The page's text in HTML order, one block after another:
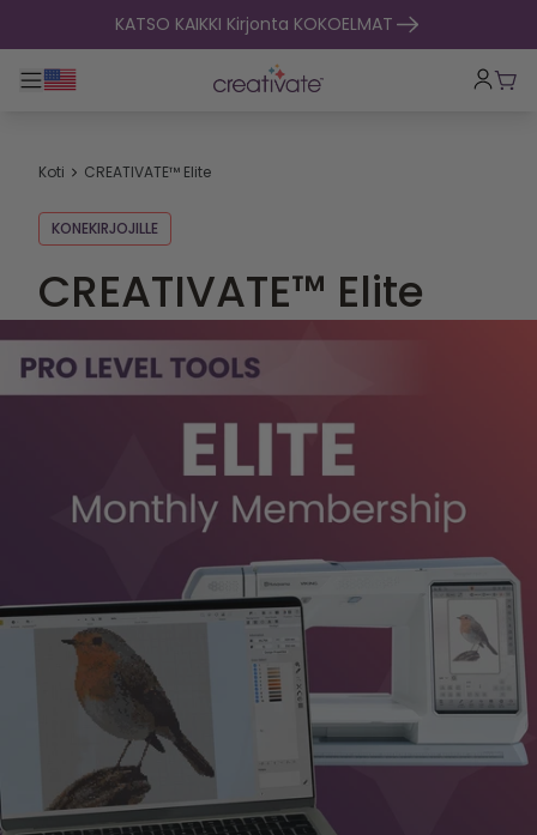
Siirry sisältöönKATSO KAIKKI Kirjonta KOKOELMAT
Toggle päänavigointi
Koti CREATIVATE™ Elite
KONEKIRJOJILLE
CREATIVATE™ Elite